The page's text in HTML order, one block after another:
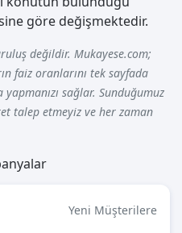
göre değişmektedir.
değildir. Mukayese.com;
faiz oranlarını tek sayfada
sağlar. Sunduğumuz
talep etmeyiz ve her zaman
Yeni Müşterilere